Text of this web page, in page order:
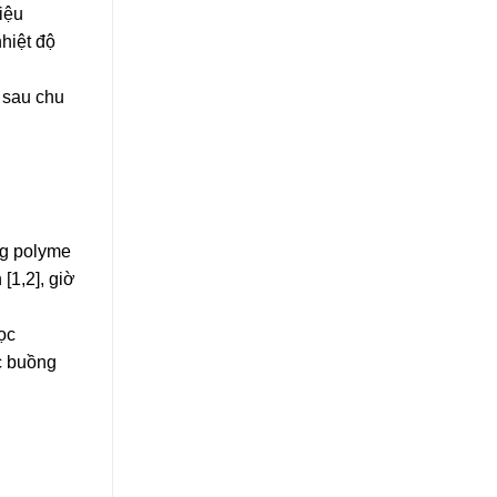
độ
chu
polyme
[1,2], giờ
buồng